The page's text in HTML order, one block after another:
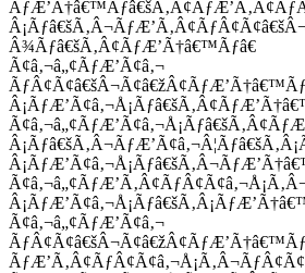
Â¾Ãƒâ€šÃ‚Â¢ÃƒÆ’Ã†â€™Ãƒâ€
Ã¢â‚¬â„¢ÃƒÆ’Ã¢â‚¬
Ã¢â‚¬â„¢ÃƒÆ’Ã¢â‚¬